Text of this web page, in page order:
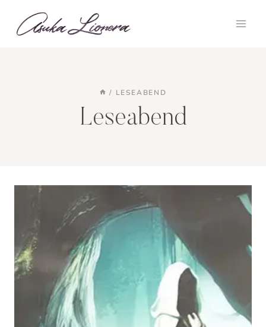
Inhalt
springen
/ LESEABEND
Leseabend